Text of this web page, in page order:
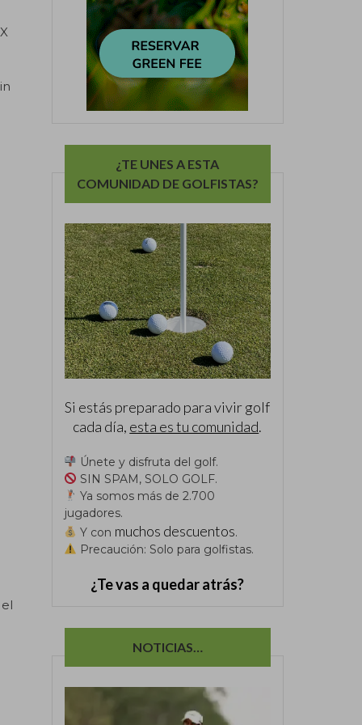
¿TE UNES A ESTA
COMUNIDAD DE GOLFISTAS?
Si estás preparado para vivir golf
cada día, esta es tu comunidad.
Únete y disfruta del golf.
SIN SPAM, SOLO GOLF.
Ya somos más de 2.700
jugadores.
Y con muchos descuentos.
Precaución: Solo para golfistas.
¿Te vas a quedar atrás?
NOTICIAS…